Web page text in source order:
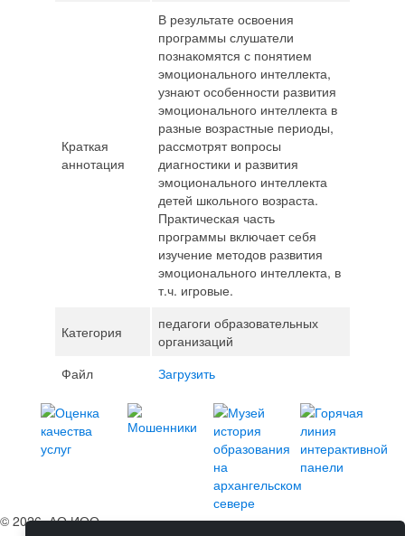
Краткая
аннотация
В результате освоения
программы слушатели
познакомятся с понятием
эмоционального интеллекта,
узнают особенности развития
эмоционального интеллекта в
разные возрастные периоды,
рассмотрят вопросы
диагностики и развития
эмоционального интеллекта
детей школьного возраста.
Практическая часть
программы включает себя
изучение методов развития
эмоционального интеллекта, в
т.ч. игровые.
Категория
педагоги образовательных
организаций
Файл
Загрузить
© 2026, АО ИОО